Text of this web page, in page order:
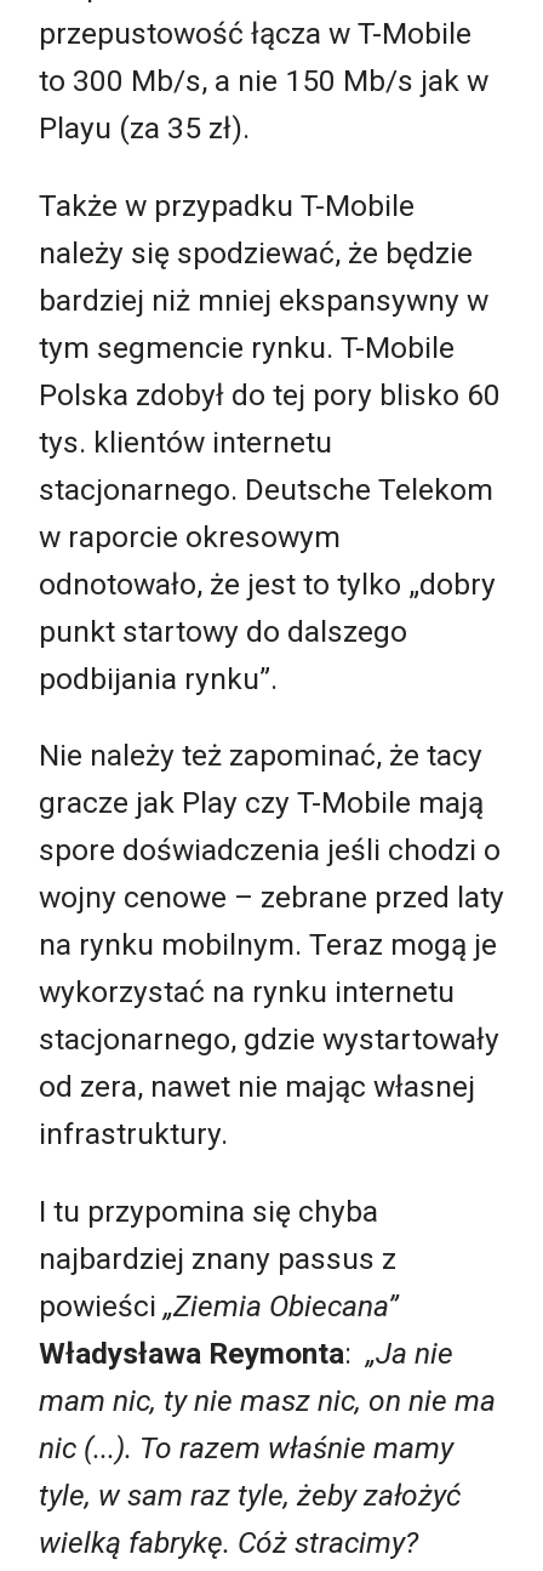
przepustowość łącza w T-Mobile
to 300 Mb/s, a nie 150 Mb/s jak w
Playu (za 35 zł).
Także w przypadku T-Mobile
należy się spodziewać, że będzie
bardziej niż mniej ekspansywny w
tym segmencie rynku. T-Mobile
Polska zdobył do tej pory blisko 60
tys. klientów internetu
stacjonarnego. Deutsche Telekom
w raporcie okresowym
odnotowało, że jest to tylko „dobry
punkt startowy do dalszego
podbijania rynku”.
Nie należy też zapominać, że tacy
gracze jak Play czy T-Mobile mają
spore doświadczenia jeśli chodzi o
wojny cenowe – zebrane przed laty
na rynku mobilnym. Teraz mogą je
wykorzystać na rynku internetu
stacjonarnego, gdzie wystartowały
od zera, nawet nie mając własnej
infrastruktury.
I tu przypomina się chyba
najbardziej znany passus z
powieści „Ziemia Obiecana”
Władysława Reymonta: „Ja nie
mam nic, ty nie masz nic, on nie ma
nic (...). To razem właśnie mamy
tyle, w sam raz tyle, żeby założyć
wielką fabrykę. Cóż stracimy?